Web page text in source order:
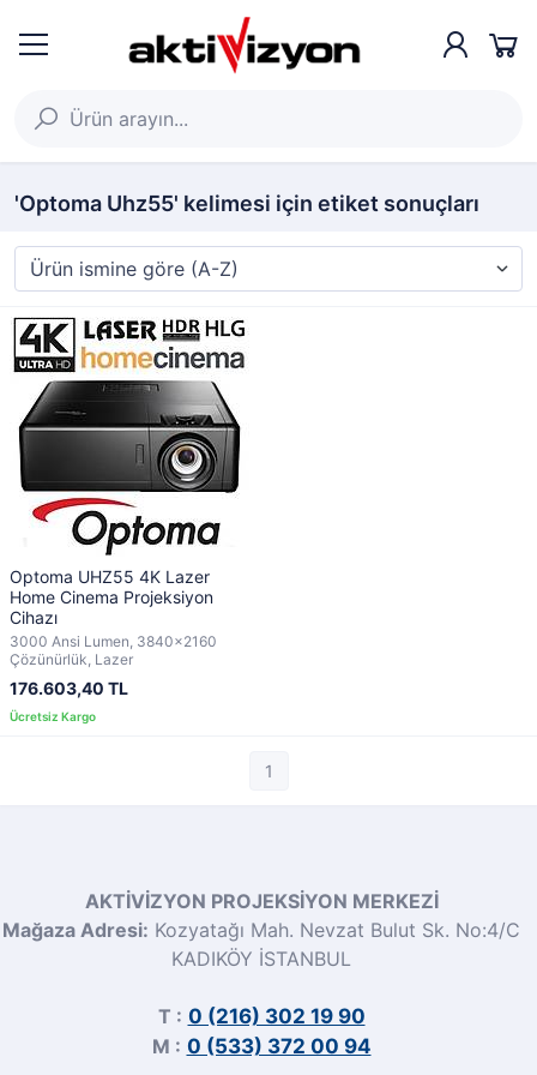
'Optoma Uhz55' kelimesi için etiket sonuçları
Optoma UHZ55 4K Lazer
Home Cinema Projeksiyon
Cihazı
3000 Ansi Lumen, 3840x2160
Çözünürlük, Lazer
176.603,40 TL
1
AKTİVİZYON PROJEKSİYON MERKEZİ
Mağaza Adresi: Kozyatağı Mah. Nevzat Bulut Sk. No:4/C
KADIKÖY İSTANBUL
T : 0 (216) 302 19 90
M : 0 (533) 372 00 94